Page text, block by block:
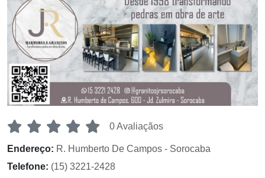
0 Avaliaçãos
Endereço: R. Humberto De Campos - Sorocaba
Telefone: (15) 3221-2428